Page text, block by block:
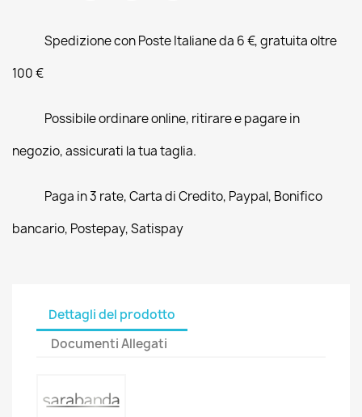
Spedizione con Poste Italiane da 6 €, gratuita oltre
100 €
Possibile ordinare online, ritirare e pagare in
negozio, assicurati la tua taglia.
Paga in 3 rate, Carta di Credito, Paypal, Bonifico
bancario, Postepay, Satispay
Dettagli del prodotto
Documenti Allegati